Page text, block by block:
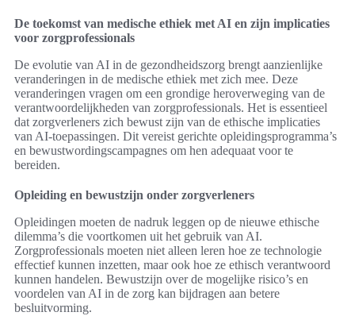
De toekomst van medische ethiek met AI en zijn implicaties
voor zorgprofessionals
De evolutie van AI in de gezondheidszorg brengt aanzienlijke
veranderingen in de medische ethiek met zich mee. Deze
veranderingen vragen om een grondige heroverweging van de
verantwoordelijkheden van zorgprofessionals. Het is essentieel
dat zorgverleners zich bewust zijn van de ethische implicaties
van AI-toepassingen. Dit vereist gerichte opleidingsprogramma’s
en bewustwordingscampagnes om hen adequaat voor te
bereiden.
Opleiding en bewustzijn onder zorgverleners
Opleidingen moeten de nadruk leggen op de nieuwe ethische
dilemma’s die voortkomen uit het gebruik van AI.
Zorgprofessionals moeten niet alleen leren hoe ze technologie
effectief kunnen inzetten, maar ook hoe ze ethisch verantwoord
kunnen handelen. Bewustzijn over de mogelijke risico’s en
voordelen van AI in de zorg kan bijdragen aan betere
besluitvorming.